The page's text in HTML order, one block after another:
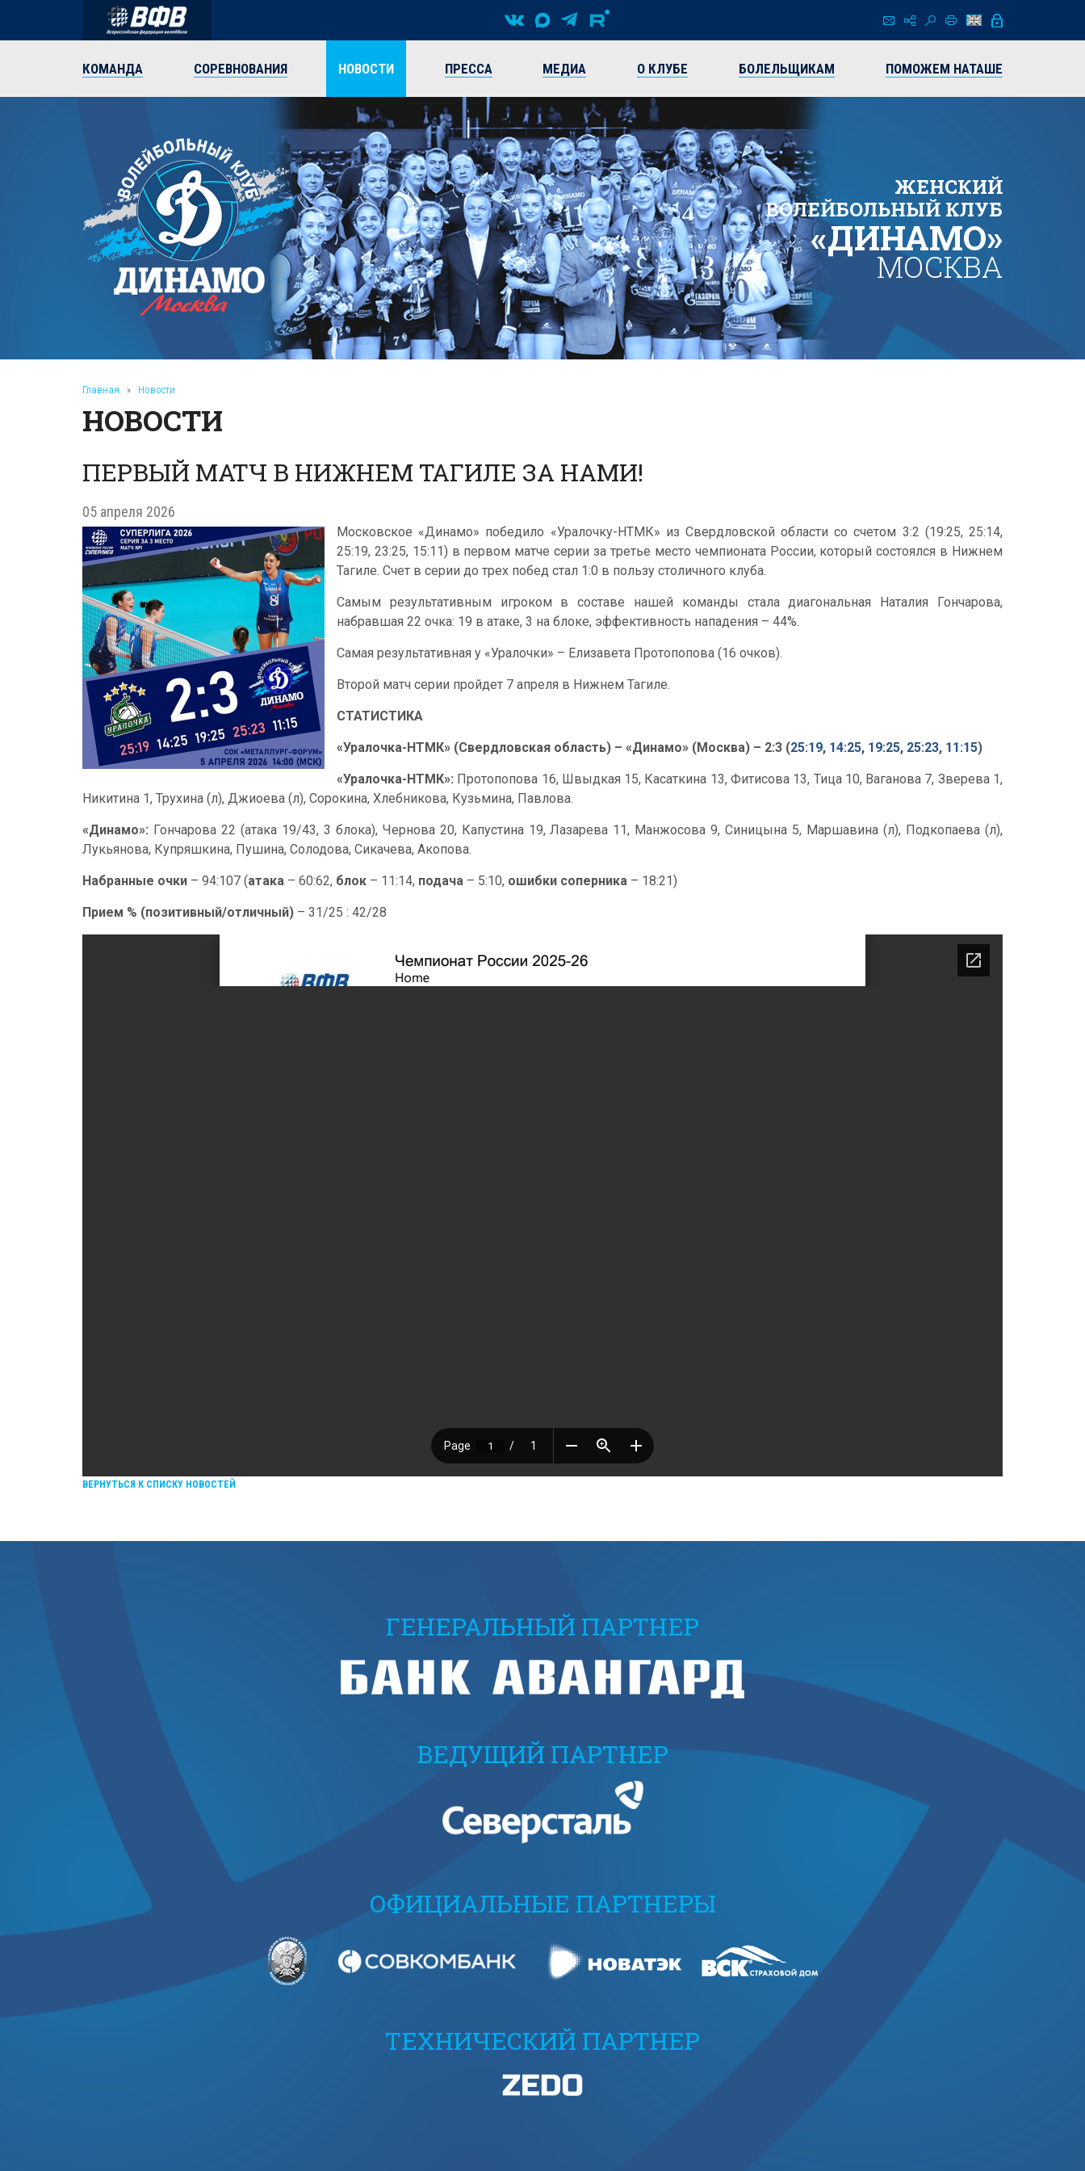
КОМАНДА СОРЕВНОВАНИЯ НОВОСТИ ПРЕССА МЕДИА О КЛУБЕ БОЛЕЛЬЩИКАМ ПОМОЖЕМ НАТАШЕ
ЖЕНСКИЙ
ВОЛЕЙБОЛЬНЫЙ КЛУБ
«ДИНАМО»
МОСКВА
Главная » Новости
НОВОСТИ
ПЕРВЫЙ МАТЧ В НИЖНЕМ ТАГИЛЕ ЗА НАМИ!
05 апреля 2026
Московское «Динамо» победило «Уралочку-НТМК» из Свердловской области со счетом 3:2 (19:25, 25:14,
25:19, 23:25, 15:11) в первом матче серии за третье место чемпионата России, который состоялся в Нижнем
Тагиле. Счет в серии до трех побед стал 1:0 в пользу столичного клуба.
Самым результативным игроком в составе нашей команды стала диагональная Наталия Гончарова,
набравшая 22 очка: 19 в атаке, 3 на блоке, эффективность нападения – 44%.
Самая результативная у «Уралочки» – Елизавета Протопопова (16 очков).
Второй матч серии пройдет 7 апреля в Нижнем Тагиле.
СТАТИСТИКА
«Уралочка-НТМК» (Свердловская область) – «Динамо» (Москва) – 2:3 (25:19, 14:25, 19:25, 25:23, 11:15)
«Уралочка-НТМК»: Протопопова 16, Швыдкая 15, Касаткина 13, Фитисова 13, Тица 10, Ваганова 7, Зверева 1,
Никитина 1, Трухина (л), Джиоева (л), Сорокина, Хлебникова, Кузьмина, Павлова.
«Динамо»: Гончарова 22 (атака 19/43, 3 блока), Чернова 20, Капустина 19, Лазарева 11, Манжосова 9, Синицына 5, Маршавина (л), Подкопаева (л),
Лукьянова, Купряшкина, Пушина, Солодова, Сикачева, Акопова.
Набранные очки – 94:107 (атака – 60:62, блок – 11:14, подача – 5:10, ошибки соперника – 18:21)
Прием % (позитивный/отличный) – 31/25 : 42/28
ВЕРНУТЬСЯ К СПИСКУ НОВОСТЕЙ
ГЕНЕРАЛЬНЫЙ ПАРТНЕР
ВЕДУЩИЙ ПАРТНЕР
ОФИЦИАЛЬНЫЕ ПАРТНЕРЫ
ТЕХНИЧЕСКИЙ ПАРТНЕР